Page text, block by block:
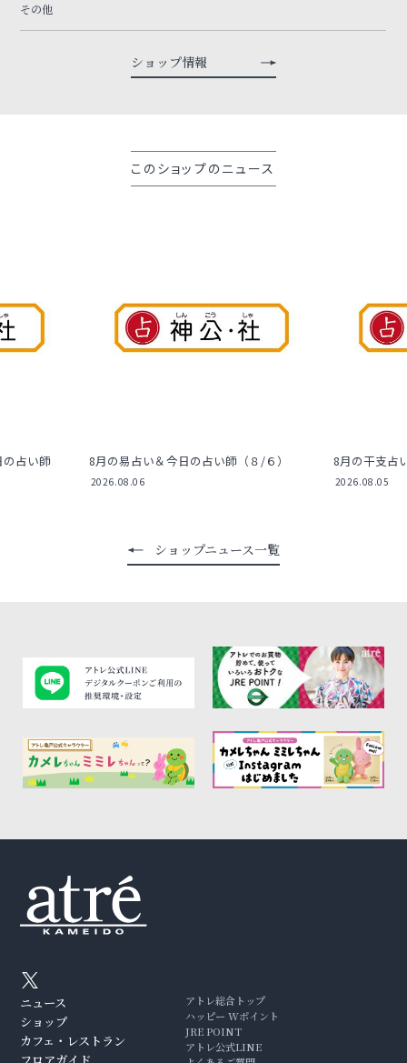
その他
ショップ情報
このショップのニュース
占い師 8月の易占い＆今日の占い師（８/６）
2026.08.06
8月の干支占
2026.08.05
ショップニュース一覧
ニュース
ショップ
カフェ・レストラン
フロアガイド
アトレ総合トップ
ハッピー Wポイント
JRE POINT
アトレ公式LINE